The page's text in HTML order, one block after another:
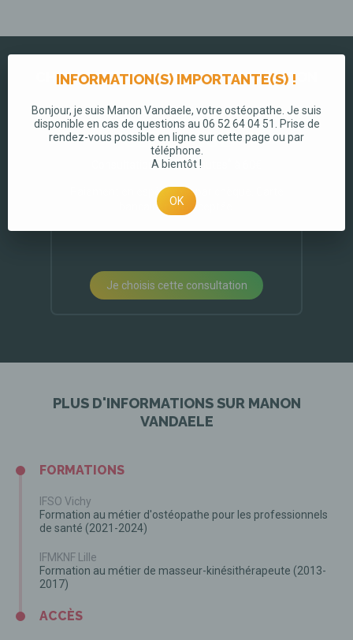
CHOISISSEZ UN TYPE DE CONSULTATION
Consultation
CLASSIQUE
Consultation de 45 minutes
Paiement en espèces ou par chèque. Carte
bancaire non acceptée.
Je choisis cette consultation
PLUS D'INFORMATIONS SUR MANON
VANDAELE
FORMATIONS
IFSO Vichy
Formation au métier d'ostéopathe pour les professionnels
de santé (2021-2024)
IFMKNF Lille
Formation au métier de masseur-kinésithérapeute (2013-
2017)
ACCÈS
INFORMATION(S) IMPORTANTE(S) !
Bonjour, je suis Manon Vandaele, votre ostéopathe. Je suis
disponible en cas de questions au 06 52 64 04 51. Prise de
rendez-vous possible en ligne sur cette page ou par
téléphone.
A bientôt !
OK